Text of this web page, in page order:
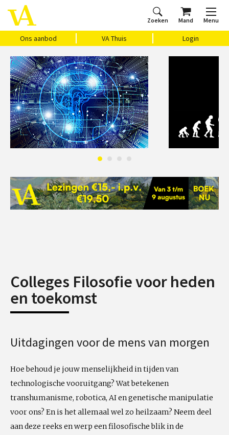
Zoeken Mand Menu
Ons aanbod VA Thuis Login
Home
Ons aanbod
Agenda
VAthuis
Over ons
Vragen?
Cadeaubon
Colleges Filosofie voor heden
en toekomst
Uitdagingen voor de mens van morgen
Hoe behoud je jouw menselijkheid in tijden van
technologische vooruitgang? Wat betekenen
transhumanisme, robotica, AI en genetische manipulatie
voor ons? En is het allemaal wel zo heilzaam? Neem deel
aan deze reeks en werp een filosofische blik in de